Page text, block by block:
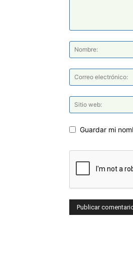
Guardar mi